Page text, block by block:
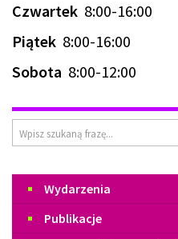
Czwartek 8:00-16:00
Piątek 8:00-16:00
Sobota 8:00-12:00
Wyszukiwarka
MenuWydarzenia
Publikacje